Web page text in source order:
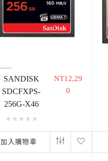
SANDISK
SDCFXPS-
256G-X46
NT12,29
0
加入購物車